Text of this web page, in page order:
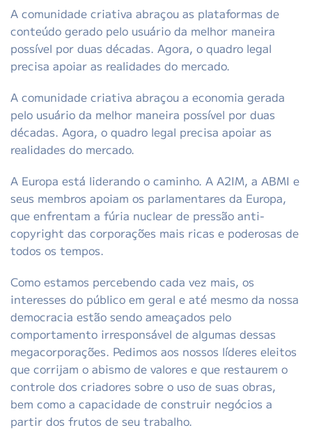
A comunidade criativa abraçou as plataformas de
conteúdo gerado pelo usuário da melhor maneira
possível por duas décadas. Agora, o quadro legal
precisa apoiar as realidades do mercado.
A comunidade criativa abraçou a economia gerada
pelo usuário da melhor maneira possível por duas
décadas. Agora, o quadro legal precisa apoiar as
realidades do mercado.
A Europa está liderando o caminho. A A2IM, a ABMI e
seus membros apoiam os parlamentares da Europa,
que enfrentam a fúria nuclear de pressão anti-
copyright das corporações mais ricas e poderosas de
todos os tempos.
Como estamos percebendo cada vez mais, os
interesses do público em geral e até mesmo da nossa
democracia estão sendo ameaçados pelo
comportamento irresponsável de algumas dessas
megacorporações. Pedimos aos nossos líderes eleitos
que corrijam o abismo de valores e que restaurem o
controle dos criadores sobre o uso de suas obras,
bem como a capacidade de construir negócios a
partir dos frutos de seu trabalho.